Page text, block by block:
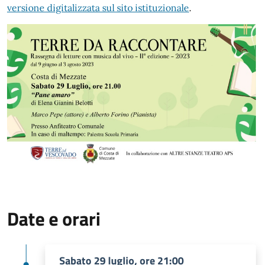
versione digitalizzata sul sito istituzionale.
Date e orari
Sabato 29 luglio, ore 21:00